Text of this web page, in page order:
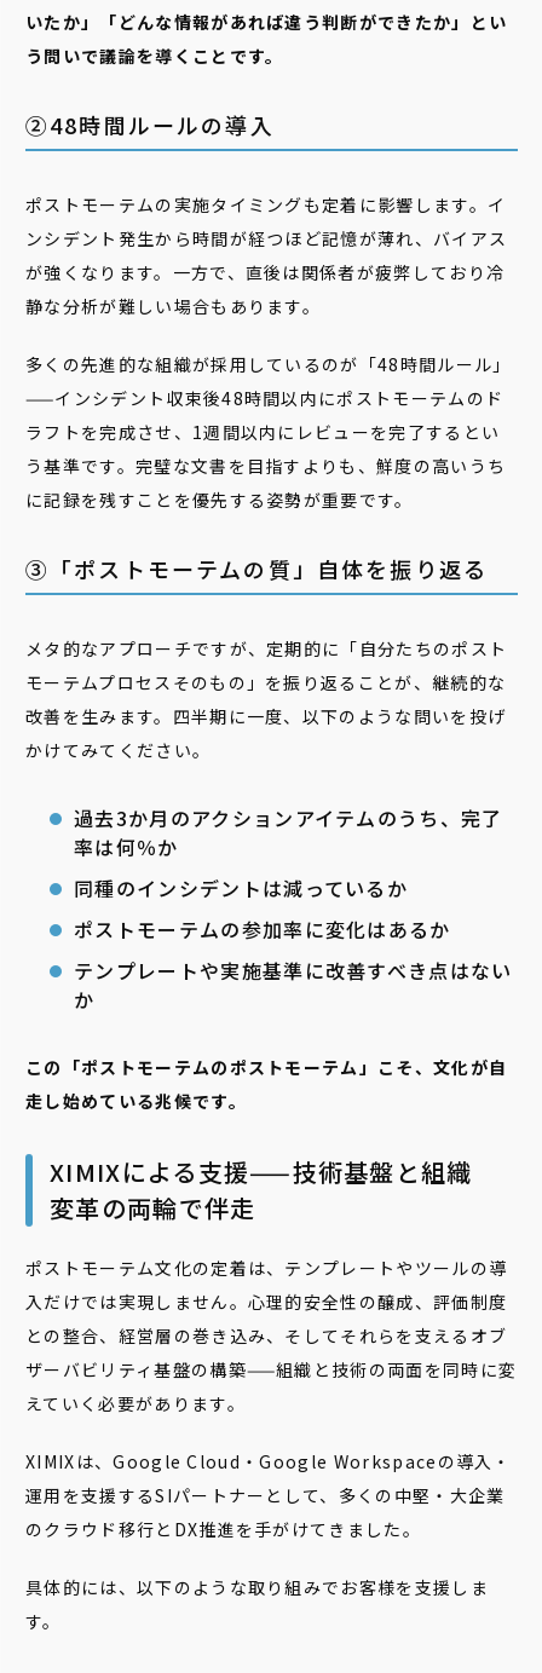
いたか」「どんな情報があれば違う判断ができたか」とい
う問いで議論を導くことです。
②48時間ルールの導入
ポストモーテムの実施タイミングも定着に影響します。イ
ンシデント発生から時間が経つほど記憶が薄れ、バイアス
が強くなります。一方で、直後は関係者が疲弊しており冷
静な分析が難しい場合もあります。
多くの先進的な組織が採用しているのが「48時間ルール」
——インシデント収束後48時間以内にポストモーテムのド
ラフトを完成させ、1週間以内にレビューを完了するとい
う基準です。完璧な文書を目指すよりも、鮮度の高いうち
に記録を残すことを優先する姿勢が重要です。
③「ポストモーテムの質」自体を振り返る
メタ的なアプローチですが、定期的に「自分たちのポスト
モーテムプロセスそのもの」を振り返ることが、継続的な
改善を生みます。四半期に一度、以下のような問いを投げ
かけてみてください。
過去3か月のアクションアイテムのうち、完了
率は何％か
同種のインシデントは減っているか
ポストモーテムの参加率に変化はあるか
テンプレートや実施基準に改善すべき点はない
か
この「ポストモーテムのポストモーテム」こそ、文化が自
走し始めている兆候です。
XIMIXによる支援——技術基盤と組織
変革の両輪で伴走
ポストモーテム文化の定着は、テンプレートやツールの導
入だけでは実現しません。心理的安全性の醸成、評価制度
との整合、経営層の巻き込み、そしてそれらを支えるオブ
ザーバビリティ基盤の構築——組織と技術の両面を同時に変
えていく必要があります。
XIMIXは、Google Cloud・Google Workspaceの導入・
運用を支援するSIパートナーとして、多くの中堅・大企業
のクラウド移行とDX推進を手がけてきました。
具体的には、以下のような取り組みでお客様を支援しま
す。